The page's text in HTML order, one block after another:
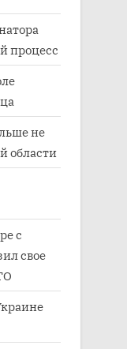
процесс
не
области
с
свое